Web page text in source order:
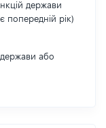
держави
попередній рік)
або